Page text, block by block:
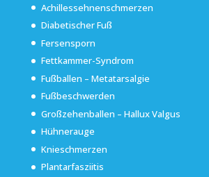
Achillessehnenschmerzen
Diabetischer Fuß
Fersensporn
Fettkammer-Syndrom
Fußballen – Metatarsalgie
Fußbeschwerden
Großzehenballen – Hallux Valgus
Hühnerauge
Knieschmerzen
Plantarfasziitis